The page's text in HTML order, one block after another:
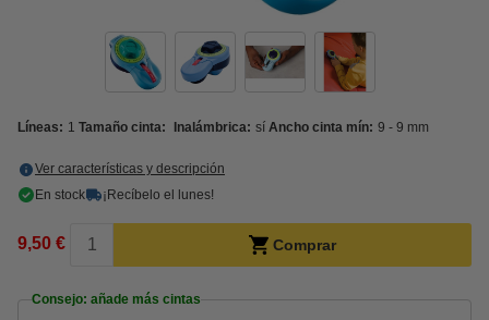
Líneas: 1 Tamaño cinta: Inalámbrica: sí Ancho cinta mín: 9 - 9 mm
Ver características y descripción
En stock
¡Recíbelo el lunes!
9,50 € Comprar
Consejo: añade más cintas